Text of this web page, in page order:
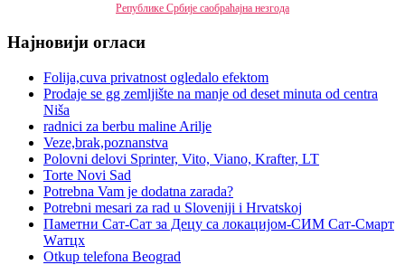
Републике Србије саобраћајна незгода
Најновији огласи
Folija,cuva privatnost ogledalo efektom
Prodaje se gg zemljište na manje od deset minuta od centra
Niša
radnici za berbu maline Arilje
Veze,brak,poznanstva
Polovni delovi Sprinter, Vito, Viano, Krafter, LT
Torte Novi Sad
Potrebna Vam je dodatna zarada?
Potrebni mesari za rad u Sloveniji i Hrvatskoj
Паметни Сат-Сат за Децу са локацијом-СИМ Сат-Смарт
Wатцх
Otkup telefona Beograd